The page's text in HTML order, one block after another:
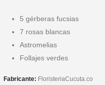
5 gérberas fucsias
7 rosas blancas
Astromelias
Follajes verdes
Fabricante: FloristeriaCucuta.co